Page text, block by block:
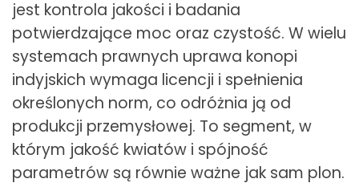
jest kontrola jakości i badania
potwierdzające moc oraz czystość. W wielu
systemach prawnych uprawa konopi
indyjskich wymaga licencji i spełnienia
określonych norm, co odróżnia ją od
produkcji przemysłowej. To segment, w
którym jakość kwiatów i spójność
parametrów są równie ważne jak sam plon.